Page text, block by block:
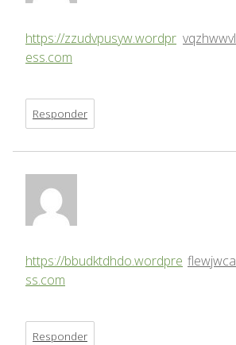
vqzhwwvl
https://zzudvpusyw.wordpr
ess.com
Responder
flewjwca
https://bbudktdhdo.wordpre
ss.com
Responder